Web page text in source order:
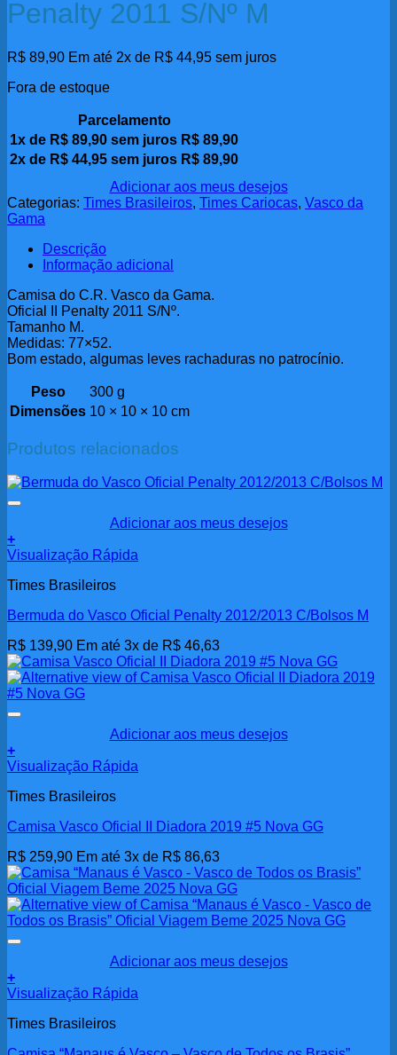
Penalty 2011 S/Nº M
R$ 89,90 Em até 2x de R$ 44,95 sem juros
Fora de estoque
Parcelamento
1x de R$ 89,90 sem juros R$ 89,90
2x de R$ 44,95 sem juros R$ 89,90
Adicionar aos meus desejos
Categorias: Times Brasileiros, Times Cariocas, Vasco da
Gama
Descrição
Informação adicional
Camisa do C.R. Vasco da Gama.
Oficial II Penalty 2011 S/Nº.
Tamanho M.
Medidas: 77×52.
Bom estado, algumas leves rachaduras no patrocínio.
Peso
300 g
Dimensões 10 × 10 × 10 cm
Produtos relacionados
Adicionar aos meus desejos
+
Visualização Rápida
Times Brasileiros
Bermuda do Vasco Oficial Penalty 2012/2013 C/Bolsos M
R$ 139,90 Em até 3x de R$ 46,63
Adicionar aos meus desejos
+
Visualização Rápida
Times Brasileiros
Camisa Vasco Oficial II Diadora 2019 #5 Nova GG
R$ 259,90 Em até 3x de R$ 86,63
Adicionar aos meus desejos
+
Visualização Rápida
Times Brasileiros